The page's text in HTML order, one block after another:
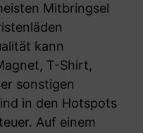
Mitbringsel
kann
T-Shirt,
sonstigen
in den Hotspots
Auf einem